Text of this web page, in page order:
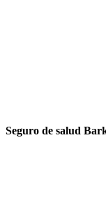
Seguro de salud